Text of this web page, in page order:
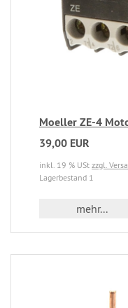
Moeller ZE-4
39,00 EUR
inkl. 19 % USt zzgl.
Lagerbestand 1
mehr...